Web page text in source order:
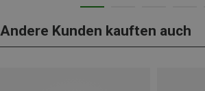
Andere Kunden kauften auch